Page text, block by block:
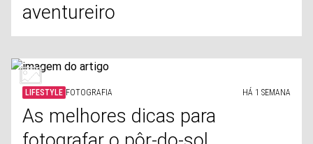
aventureiro
LIFESTYLE FOTOGRAFIA HÁ 1 SEMANA
As melhores dicas para